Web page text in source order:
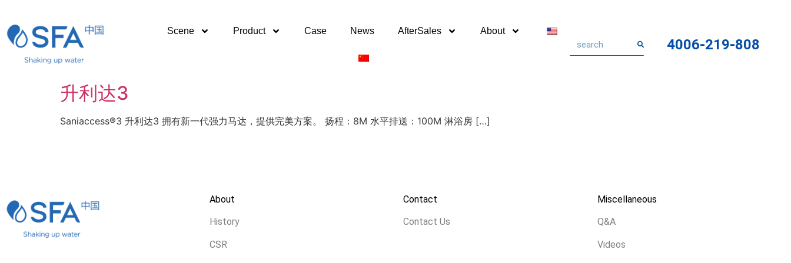
Scene Product Case News AfterSales About
4006-219-808
升利达3
Saniaccess®3 升利达3 拥有新一代强力马达，提供完美方案。 扬程：8M 水平排送：100M 淋浴房 […]
About
History
CSR
Contact
Contact Us
Miscellaneous
Q&A
Videos